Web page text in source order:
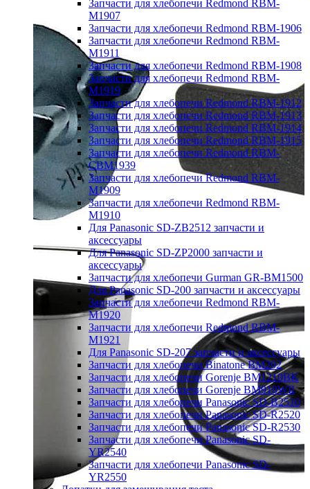
Запчасти для хлебопечи Redmond RBM-
M1907
Запчасти для хлебопечи Redmond RBM-1906
Запчасти для хлебопечи Redmond RBM-
M1911
Запчасти для хлебопечи Redmond RBM-1908
Запчасти для хлебопечи Redmond RBM-
M1919
Запчасти для хлебопечи Redmond RBM-1912
Запчасти для хлебопечи Redmond RBM-1913
Запчасти для хлебопечи Redmond RBM-1914
Запчасти для хлебопечи Redmond RBM-1915
Запчасти для хлебопечи Redmond RBM-
CBM1939
Запчасти для хлебопечи Redmond RBM-
M1909
Запчасти для хлебопечи Redmond RBM-
M1910
Для Panasonic SD-ZB2512 запчасти и
аксессуары
Для Panasonic SD-ZP2000 запчасти и
аксессуары
Запчасти для хлебопечи Gurman GR-BM1500
Для Panasonic SD-200 запчасти и аксессуары
Запчасти для хлебопечи Redmond RBM-
M1920
Запчасти для хлебопечи Redmond RBM-
M1921
Для Panasonic SD-207 запчасти и аксессуары
Запчасти для хлебопечи Binatone BM202
Запчасти для хлебопечи Gorenje BM1210BK
Запчасти для хлебопечи Gorenje BM910WII
Запчасти для хлебопечи Panasonic SD-B2510
Запчасти для хлебопечи Panasonic SD-R2520
Запчасти для хлебопечи Panasonic SD-R2530
Запчасти для хлебопечи Panasonic SD-
YR2540
Запчасти для хлебопечи Panasonic SD-
YR2550